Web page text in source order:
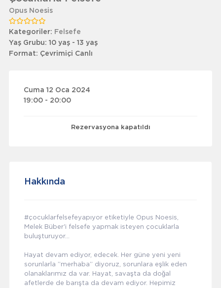
Opus Noesis
Kategoriler: Felsefe
Yaş Grubu: 10 yaş - 13 yaş
Format: Çevrimiçi Canlı
Cuma 12 Oca 2024
19:00 - 20:00
Rezervasyona kapatıldı
Hakkında
#çocuklarfelsefeyapıyor etiketiyle Opus Noesis,
Melek Büber'i felsefe yapmak isteyen çocuklarla
buluşturuyor…
Hayat devam ediyor, edecek. Her güne yeni yeni
sorunlarla ”merhaba” diyoruz, sorunlara eşlik eden
olanaklarımız da var. Hayat, savaşta da doğal
afetlerde de barışta da devam ediyor. Hepimiz